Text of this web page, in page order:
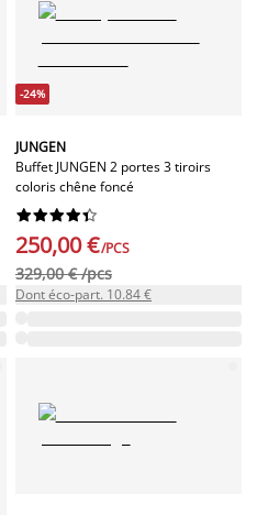
-24%
JUNGEN
Buffet JUNGEN 2 portes 3 tiroirs
coloris chêne foncé






250,00 €/PCS
329,00 € /pcs
Dont éco-part. 10.84 €